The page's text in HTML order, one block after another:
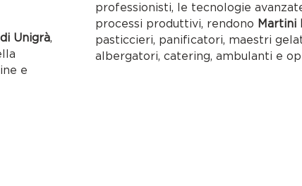
Unigrà,
e
professionisti, le tecnologie
processi produttivi, rendono Martini
pasticcieri, panificatori, maestri
albergatori, catering, ambulanti e